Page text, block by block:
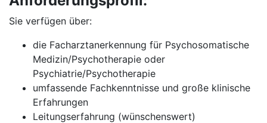
Sie verfügen über:
die Facharztanerkennung für Psychosomatische
Medizin/Psychotherapie oder
Psychiatrie/Psychotherapie
umfassende Fachkenntnisse und große klinische
Erfahrungen
Leitungserfahrung (wünschenswert)